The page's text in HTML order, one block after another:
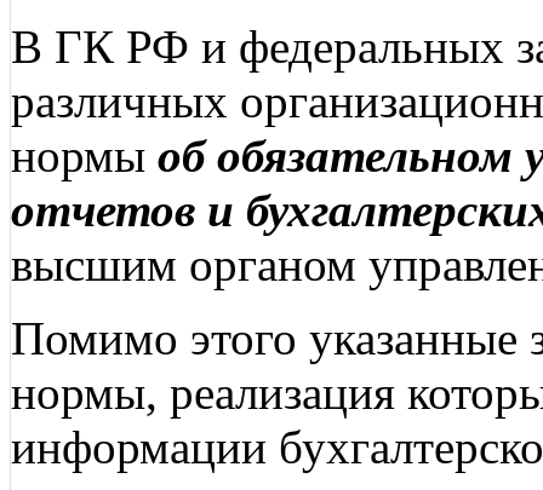
В ГК РФ и федеральных
различных
нормы об обязательном
отчетов и
высшим органом
Помимо этого указанные
нормы, реализация
информации